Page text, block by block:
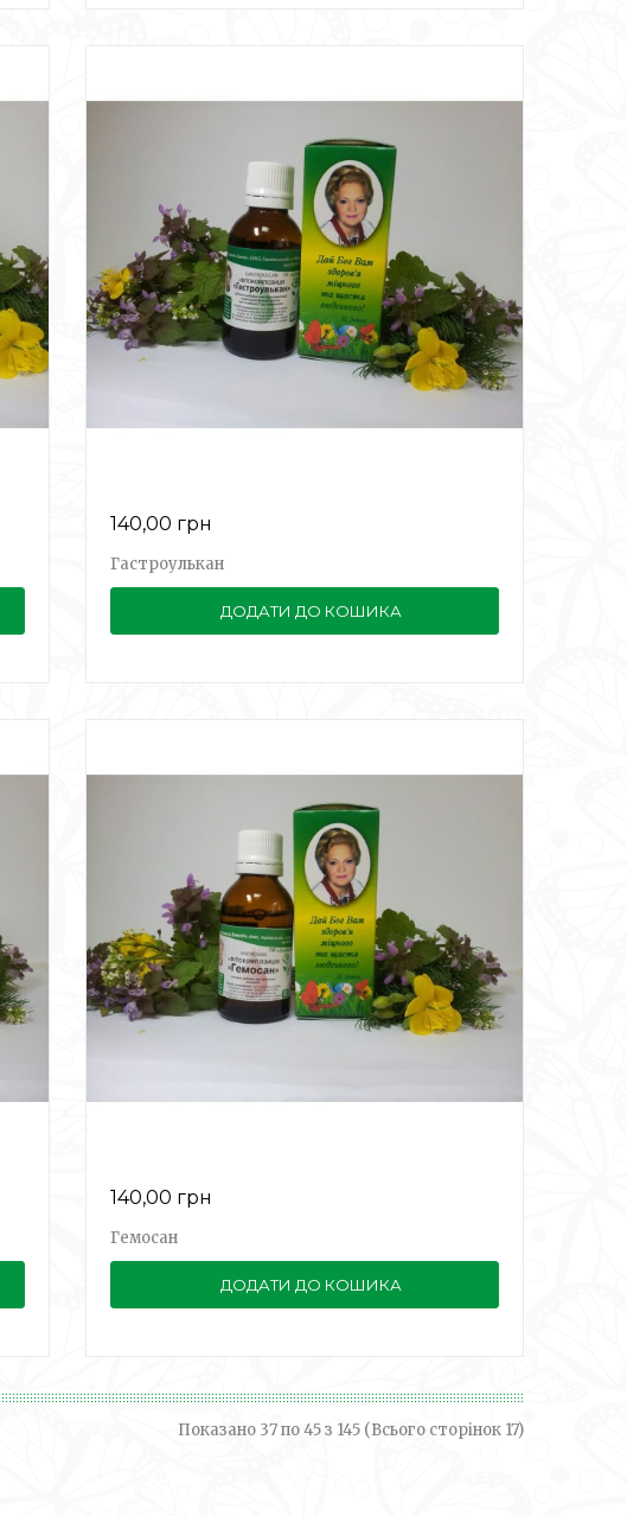
140,00 грн
Гастроулькан
ДОДАТИ ДО КОШИКА
140,00 грн
Гемосан
ДОДАТИ ДО КОШИКА
Показано 37 по 45 з 145 (Всього сторінок 17)